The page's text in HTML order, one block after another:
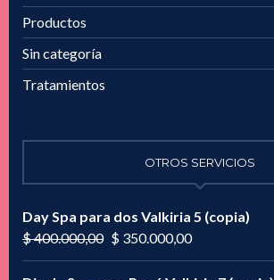
Productos
Sin categoría
Tratamientos
OTROS SERVICIOS
Day Spa para dos Valkiria 5 (copia)
$400.000,00 El
precio
$ 350.000,00El
precio